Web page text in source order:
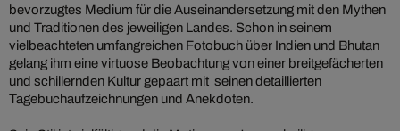
bevorzugtes Medium für die Auseinandersetzung mit den Mythen
und Traditionen des jeweiligen Landes. Schon in seinem
vielbeachteten umfangreichen Fotobuch über Indien und Bhutan
gelang ihm eine virtuose Beobachtung von einer breitgefächerten
und schillernden Kultur gepaart mit seinen detaillierten
Tagebuchaufzeichnungen und Anekdoten.